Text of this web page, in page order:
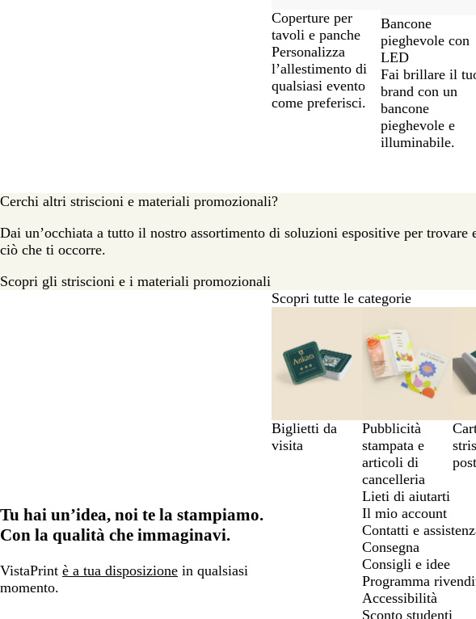
Coperture per
tavoli e panche
Personalizza
l’allestimento di
qualsiasi evento
come preferisci.
Bancone
pieghevole con
LED
Fai brillare il
brand con un
bancone
pieghevole e
illuminabile.
6
Cerchi altri striscioni e materiali promozionali?
Dai un’occhiata a tutto il nostro assortimento di soluzioni espositive per trovare
ciò che ti occorre.
Scopri gli striscioni e i materiali promozionali
Scopri tutte le categorie
Biglietti da
visita
Pubblicità
stampata e
articoli di
cancelleria
Tu hai un’idea, noi te la stampiamo.
Con la qualità che immaginavi.
VistaPrint è a tua disposizione in qualsiasi
momento.
Lieti di aiutarti
Il mio account
Contatti e
Consegna
Consigli e idee
Programma
Accessibilità
Sconto studenti